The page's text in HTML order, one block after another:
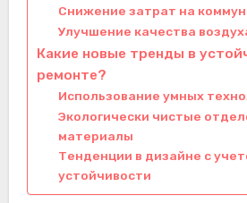
Снижение затрат на
Улучшение качества
Какие новые тренды в
ремонте?
Использование умных
Экологически чистые
материалы
Тенденции в дизайне с
устойчивости